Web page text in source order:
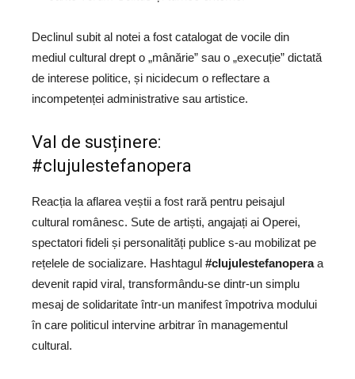
Declinul subit al notei a fost catalogat de vocile din
mediul cultural drept o „mânărie” sau o „execuție” dictată
de interese politice, și nicidecum o reflectare a
incompetenței administrative sau artistice.
Val de susținere:
#clujulestefanopera
Reacția la aflarea veștii a fost rară pentru peisajul
cultural românesc. Sute de artiști, angajați ai Operei,
spectatori fideli și personalități publice s-au mobilizat pe
rețelele de socializare. Hashtagul #clujulestefanoperaa
devenit rapid viral, transformându-se dintr-un simplu
mesaj de solidaritate într-un manifest împotriva modului
în care politicul intervine arbitrar în managementul
cultural.